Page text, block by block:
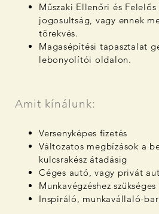
Műszaki Ellenőri és Felelős
jogosultság, vagy ennek
törekvés.
Magasépítési tapasztalat
lebonyolítói oldalon.
Amit kínálunk:
Versenyképes fizetés
Változatos megbízások a
kulcsrakész átadásig
Céges autó, vagy privát
Munkavégzéshez
Inspiráló, munkavállaló-